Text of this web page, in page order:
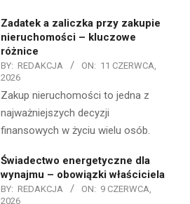
Zadatek a zaliczka przy zakupie
nieruchomości – kluczowe
różnice
BY: REDAKCJA ON: 11 CZERWCA,
2026
Zakup nieruchomości to jedna z
najważniejszych decyzji
finansowych w życiu wielu osób.
Świadectwo energetyczne dla
wynajmu – obowiązki właściciela
BY: REDAKCJA ON: 9 CZERWCA,
2026